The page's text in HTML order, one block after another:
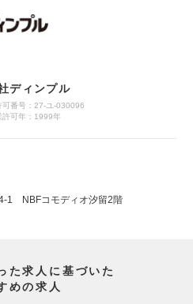
ディンプル
可番号：27-ユ-030096
許可年：1999年
1 NBFコモディオ汐留2階
た求人に基づいた
めの求人